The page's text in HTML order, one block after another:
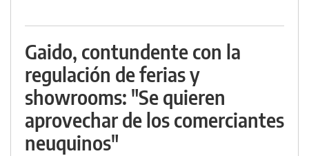
Gaido, contundente con la
regulación de ferias y
showrooms: "Se quieren
aprovechar de los comerciantes
neuquinos"